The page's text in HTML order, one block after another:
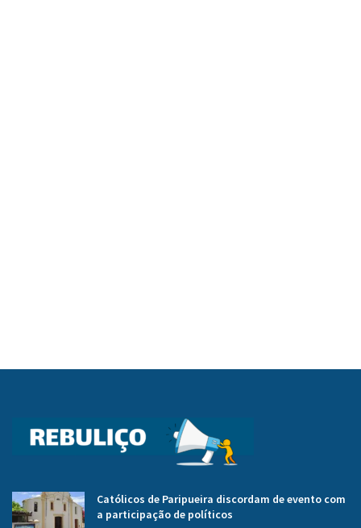
Católicos de Paripueira discordam de evento com
a participação de políticos